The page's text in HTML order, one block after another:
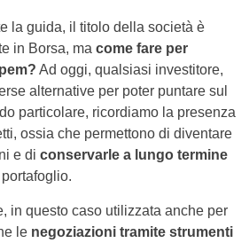
la guida, il titolo della società è
in Borsa, ma come fare per
Ad oggi, qualsiasi investitore,
alternative per poter puntare sul
particolare, ricordiamo la presenza
ossia che permettono di diventare
e di conservarle a lungo termine
in questo caso utilizzata anche per
le negoziazioni tramite strumenti